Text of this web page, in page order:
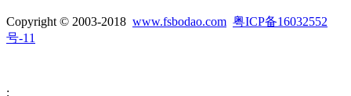
Copyright © 2003-2018 www.fsbodao.com 粤ICP备16032552
号-11
;